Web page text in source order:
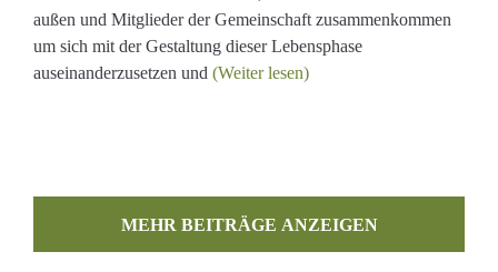
außen und Mitglieder der Gemeinschaft zusammenkommen
um sich mit der Gestaltung dieser Lebensphase
auseinanderzusetzen und (Weiter lesen)